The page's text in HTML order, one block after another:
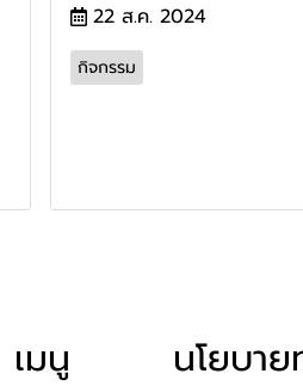
22 ส.ค. 2024
กิจกรรม
เมนู
นโยบา